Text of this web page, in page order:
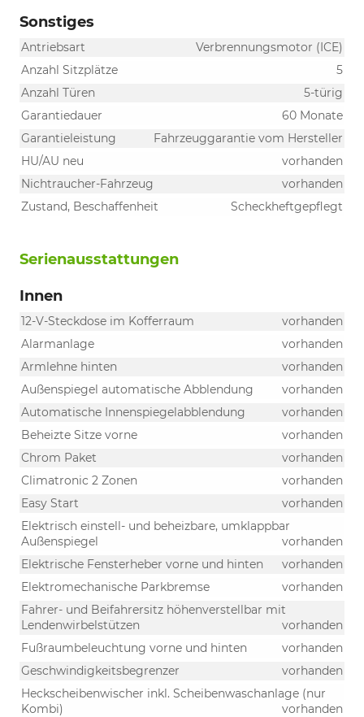
Sonstiges
Antriebsart
Verbrennungsmotor (ICE)
Anzahl Sitzplätze
5
Anzahl Türen
5-türig
Garantiedauer
60 Monate
Garantieleistung
Fahrzeuggarantie vom Hersteller
HU/AU neu
vorhanden
Nichtraucher-Fahrzeug
vorhanden
Zustand, Beschaffenheit
Scheckheftgepflegt
Serienausstattungen
Innen
12-V-Steckdose im Kofferraum
vorhanden
Alarmanlage
vorhanden
Armlehne hinten
vorhanden
Außenspiegel automatische Abblendung
vorhanden
Automatische Innenspiegelabblendung
vorhanden
Beheizte Sitze vorne
vorhanden
Chrom Paket
vorhanden
Climatronic 2 Zonen
vorhanden
Easy Start
vorhanden
Elektrisch einstell- und beheizbare, umklappbar
Außenspiegel
vorhanden
Elektrische Fensterheber vorne und hinten
vorhanden
Elektromechanische Parkbremse
vorhanden
Fahrer- und Beifahrersitz höhenverstellbar mit
Lendenwirbelstützen
vorhanden
Fußraumbeleuchtung vorne und hinten
vorhanden
Geschwindigkeitsbegrenzer
vorhanden
Heckscheibenwischer inkl. Scheibenwaschanlage (nur
Kombi)
vorhanden